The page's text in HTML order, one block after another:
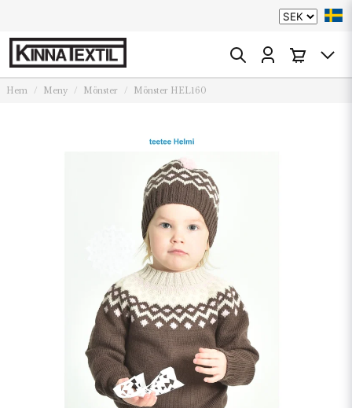
Hem Meny Mönster Mönster HEL160